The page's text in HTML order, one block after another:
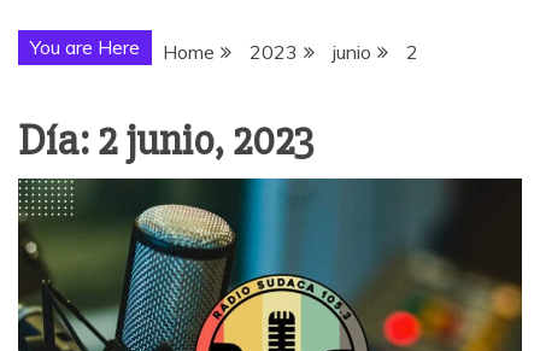
You are Here Home 2023 junio 2
Día:2 junio, 2023